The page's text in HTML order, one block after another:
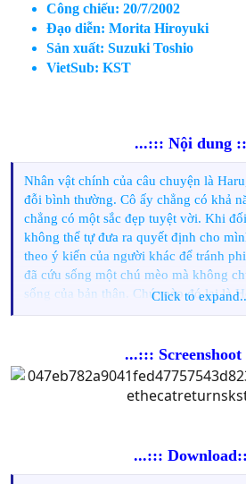
Công chiếu: 20/7/2002
Đạo diễn: Morita Hiroyuki
Sản xuất: Suzuki Toshio
VietSub: KST
...::: Nội dung
Nhân vật chính của câu chuyện là
đỗi bình thường. Cô ấy chẳng có khả
chẳng có một sắc đẹp tuyệt vời. Khi
không thể tự đưa ra quyết định cho
theo ý kiến của người khác để tránh
đã cứu sống một chú mèo mà không
sống của bản thân. Chú mèo đó lại là
Click to
...:::
...:::